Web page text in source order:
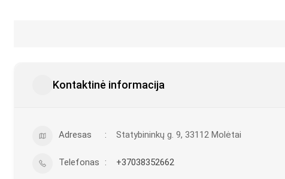
Kontaktinė informacija
Adresas Statybininkų g. 9, 33112 Molėtai
Telefonas +37038352662